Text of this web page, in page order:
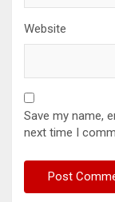
Website
Save my name,
next time I